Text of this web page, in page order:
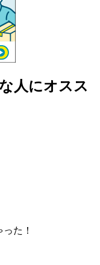
人にオスス
た！